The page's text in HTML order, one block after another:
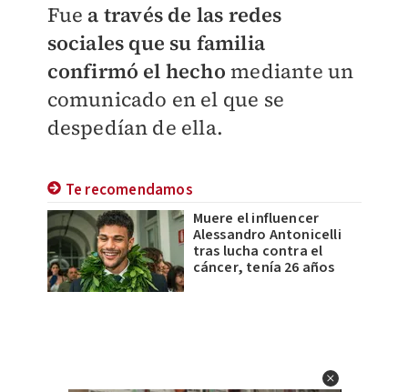
Fue a través de las redes
sociales que su familia
confirmó el hecho mediante un
comunicado en el que se
despedían de ella.
Te recomendamos
Muere el influencer
Alessandro Antonicelli
tras lucha contra el
cáncer, tenía 26 años